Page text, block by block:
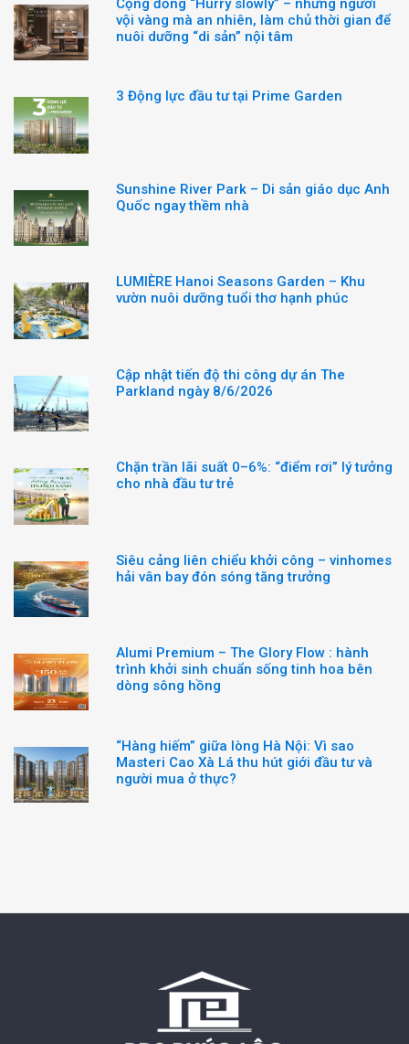
Cộng đồng “Hurry slowly” – những người
vội vàng mà an nhiên, làm chủ thời gian để
nuôi dưỡng “di sản” nội tâm
3 Động lực đầu tư tại Prime Garden
Sunshine River Park – Di sản giáo dục Anh
Quốc ngay thềm nhà
LUMIÈRE Hanoi Seasons Garden – Khu
vườn nuôi dưỡng tuổi thơ hạnh phúc
Cập nhật tiến độ thi công dự án The
Parkland ngày 8/6/2026
Chặn trần lãi suất 0–6%: “điểm rơi” lý tưởng
cho nhà đầu tư trẻ
Siêu cảng liên chiểu khởi công – vinhomes
hải vân bay đón sóng tăng trưởng
Alumi Premium – The Glory Flow : hành
trình khởi sinh chuẩn sống tinh hoa bên
dòng sông hồng
“Hàng hiếm” giữa lòng Hà Nội: Vì sao
Masteri Cao Xà Lá thu hút giới đầu tư và
người mua ở thực?